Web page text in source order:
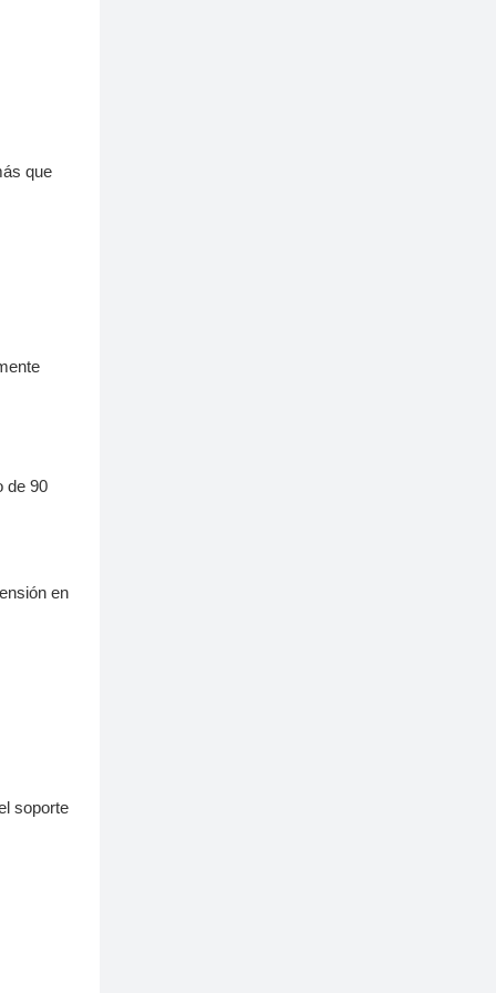
que
de 90
en
soporte